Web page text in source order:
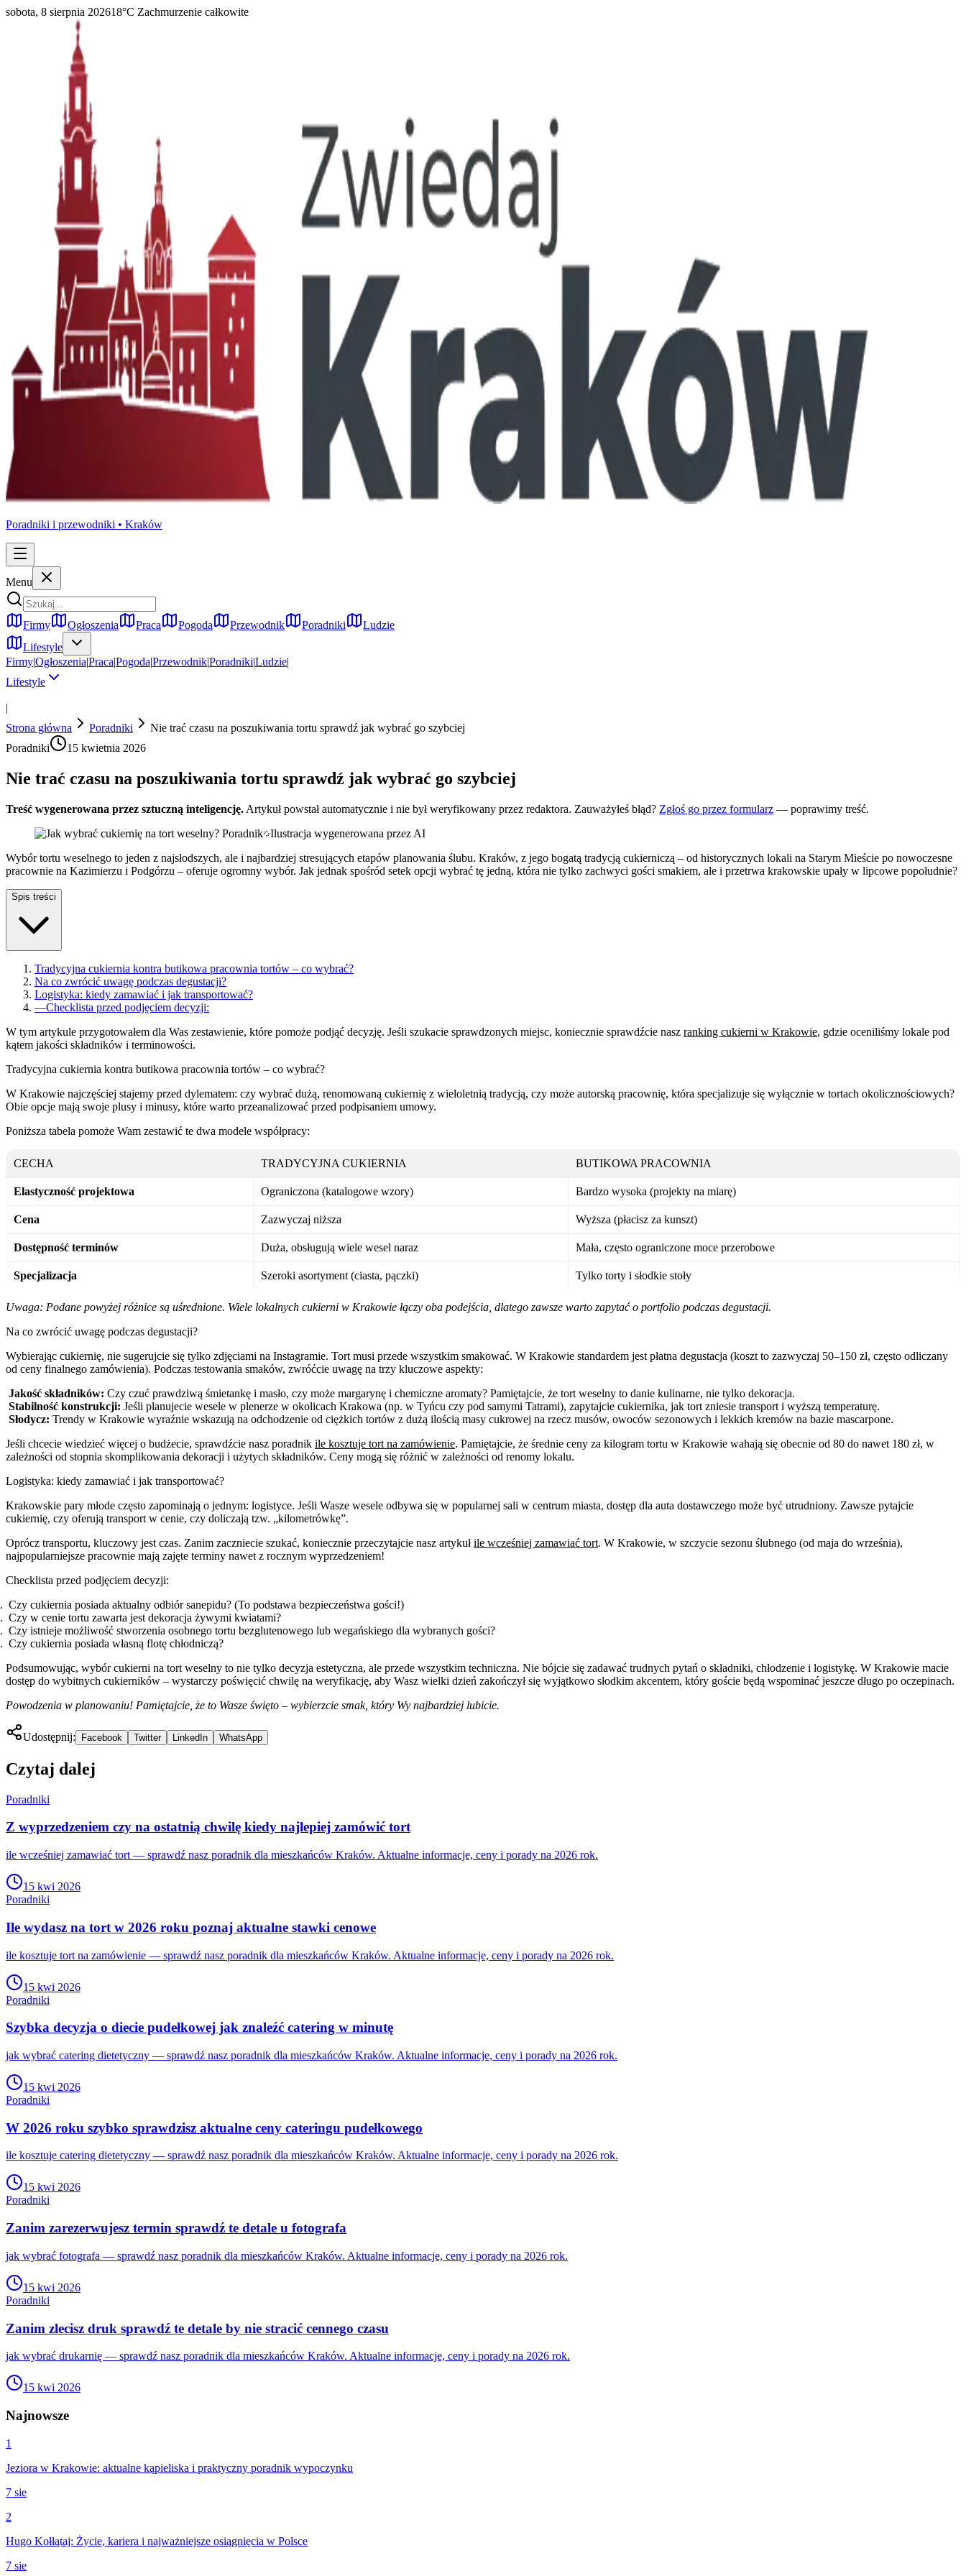
sobota, 8 sierpnia 202618°C Zachmurzenie całkowite
Poradniki i przewodniki • Kraków
Menu
Firmy Ogłoszenia Praca Pogoda Przewodnik Poradniki
Ludzie
Lifestyle
Firmy|Ogłoszenia|Praca|Pogoda|Przewodnik|Poradniki|Ludzie|
Lifestyle
|
Strona główna
Poradniki
Nie trać czasu na poszukiwania tortu sprawdź jak wybrać go szybciej
Poradniki
15 kwietnia 2026
Nie trać czasu na poszukiwania tortu sprawdź jak wybrać go szybciej
Treść wygenerowana przez sztuczną inteligencję. Artykuł powstał automatycznie i nie był weryfikowany przez redaktora. Zauważyłeś błąd? Zgłoś go przez formularz — poprawimy treść.
Ilustracja wygenerowana przez AI
Wybór tortu weselnego to jeden z najsłodszych, ale i najbardziej stresujących etapów planowania ślubu. Kraków, z jego bogatą tradycją cukierniczą – od historycznych lokali na Starym Mieście po nowoczesne
pracownie na Kazimierzu i Podgórzu – oferuje ogromny wybór. Jak jednak spośród setek opcji wybrać tę jedną, która nie tylko zachwyci gości smakiem, ale i przetrwa krakowskie upały w lipcowe popołudnie?
Spis treści
Tradycyjna cukiernia kontra butikowa pracownia tortów – co wybrać?
Na co zwrócić uwagę podczas degustacji?
Logistyka: kiedy zamawiać i jak transportować?
—Checklista przed podjęciem decyzji:
W tym artykule przygotowałem dla Was zestawienie, które pomoże podjąć decyzję. Jeśli szukacie sprawdzonych miejsc, koniecznie sprawdźcie nasz ranking cukierni w Krakowie, gdzie oceniliśmy lokale pod
kątem jakości składników i terminowości.
Tradycyjna cukiernia kontra butikowa pracownia tortów – co wybrać?
W Krakowie najczęściej stajemy przed dylematem: czy wybrać dużą, renomowaną cukiernię z wieloletnią tradycją, czy może autorską pracownię, która specjalizuje się wyłącznie w tortach okolicznościowych?
Obie opcje mają swoje plusy i minusy, które warto przeanalizować przed podpisaniem umowy.
Poniższa tabela pomoże Wam zestawić te dwa modele współpracy:
CECHA TRADYCYJNA CUKIERNIA BUTIKOWA PRACOWNIA
Elastyczność projektowa Ograniczona (katalogowe wzory) Bardzo wysoka (projekty na miarę)
Cena Zazwyczaj niższa Wyższa (płacisz za kunszt)
Dostępność terminów Duża, obsługują wiele wesel naraz Mała, często ograniczone moce przerobowe
Specjalizacja Szeroki asortyment (ciasta, pączki) Tylko torty i słodkie stoły
Uwaga: Podane powyżej różnice są uśrednione. Wiele lokalnych cukierni w Krakowie łączy oba podejścia, dlatego zawsze warto zapytać o portfolio podczas degustacji.
Na co zwrócić uwagę podczas degustacji?
Wybierając cukiernię, nie sugerujcie się tylko zdjęciami na Instagramie. Tort musi przede wszystkim smakować. W Krakowie standardem jest płatna degustacja (koszt to zazwyczaj 50–150 zł, często odliczany
od ceny finalnego zamówienia). Podczas testowania smaków, zwróćcie uwagę na trzy kluczowe aspekty:
Jakość składników: Czy czuć prawdziwą śmietankę i masło, czy może margarynę i chemiczne aromaty? Pamiętajcie, że tort weselny to danie kulinarne, nie tylko dekoracja.
Stabilność konstrukcji: Jeśli planujecie wesele w plenerze w okolicach Krakowa (np. w Tyńcu czy pod samymi Tatrami), zapytajcie cukiernika, jak tort zniesie transport i wyższą temperaturę.
Słodycz: Trendy w Krakowie wyraźnie wskazują na odchodzenie od ciężkich tortów z dużą ilością masy cukrowej na rzecz musów, owoców sezonowych i lekkich kremów na bazie mascarpone.
Jeśli chcecie wiedzieć więcej o budżecie, sprawdźcie nasz poradnik ile kosztuje tort na zamówienie. Pamiętajcie, że średnie ceny za kilogram tortu w Krakowie wahają się obecnie od 80 do nawet 180 zł, w
zależności od stopnia skomplikowania dekoracji i użytych składników. Ceny mogą się różnić w zależności od renomy lokalu.
Logistyka: kiedy zamawiać i jak transportować?
Krakowskie pary młode często zapominają o jednym: logistyce. Jeśli Wasze wesele odbywa się w popularnej sali w centrum miasta, dostęp dla auta dostawczego może być utrudniony. Zawsze pytajcie
cukiernię, czy oferują transport w cenie, czy doliczają tzw. „kilometrówkę”.
Oprócz transportu, kluczowy jest czas. Zanim zaczniecie szukać, koniecznie przeczytajcie nasz artykułile wcześniej zamawiać tort. W Krakowie, w szczycie sezonu ślubnego (od maja do września),
najpopularniejsze pracownie mają zajęte terminy nawet z rocznym wyprzedzeniem!
Checklista przed podjęciem decyzji:
Czy cukiernia posiada aktualny odbiór sanepidu? (To podstawa bezpieczeństwa gości!)
Czy w cenie tortu zawarta jest dekoracja żywymi kwiatami?
Czy istnieje możliwość stworzenia osobnego tortu bezglutenowego lub wegańskiego dla wybranych gości?
Czy cukiernia posiada własną flotę chłodniczą?
Podsumowując, wybór cukierni na tort weselny to nie tylko decyzja estetyczna, ale przede wszystkim techniczna. Nie bójcie się zadawać trudnych pytań o składniki, chłodzenie i logistykę. W Krakowie macie
dostęp do wybitnych cukierników – wystarczy poświęcić chwilę na weryfikację, aby Wasz wielki dzień zakończył się wyjątkowo słodkim akcentem, który goście będą wspominać jeszcze długo po oczepinach.
Powodzenia w planowaniu! Pamiętajcie, że to Wasze święto – wybierzcie smak, który Wy najbardziej lubicie.
Udostępnij: Facebook Twitter LinkedIn WhatsApp
Czytaj dalej
Poradniki
Z wyprzedzeniem czy na ostatnią chwilę kiedy najlepiej zamówić tort
ile wcześniej zamawiać tort — sprawdź nasz poradnik dla mieszkańców Kraków. Aktualne informacje, ceny i porady na 2026 rok.
15 kwi 2026
Poradniki
Ile wydasz na tort w 2026 roku poznaj aktualne stawki cenowe
ile kosztuje tort na zamówienie — sprawdź nasz poradnik dla mieszkańców Kraków. Aktualne informacje, ceny i porady na 2026 rok.
15 kwi 2026
Poradniki
Szybka decyzja o diecie pudełkowej jak znaleźć catering w minutę
jak wybrać catering dietetyczny — sprawdź nasz poradnik dla mieszkańców Kraków. Aktualne informacje, ceny i porady na 2026 rok.
15 kwi 2026
Poradniki
W 2026 roku szybko sprawdzisz aktualne ceny cateringu pudełkowego
ile kosztuje catering dietetyczny — sprawdź nasz poradnik dla mieszkańców Kraków. Aktualne informacje, ceny i porady na 2026 rok.
15 kwi 2026
Poradniki
Zanim zarezerwujesz termin sprawdź te detale u fotografa
jak wybrać fotografa — sprawdź nasz poradnik dla mieszkańców Kraków. Aktualne informacje, ceny i porady na 2026 rok.
15 kwi 2026
Poradniki
Zanim zlecisz druk sprawdź te detale by nie stracić cennego czasu
jak wybrać drukarnię — sprawdź nasz poradnik dla mieszkańców Kraków. Aktualne informacje, ceny i porady na 2026 rok.
15 kwi 2026
Najnowsze
1
Jeziora w Krakowie: aktualne kąpieliska i praktyczny poradnik wypoczynku
7 sie
2
Hugo Kołłątaj: Życie, kariera i najważniejsze osiągnięcia w Polsce
7 sie